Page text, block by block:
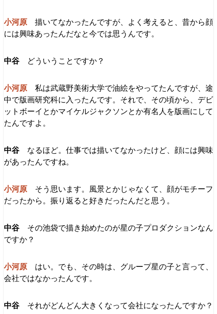
描いてなかったんですが、よく考えると、昔から顔
には興味あったんだなと今では思うんです。
どういうことですか？
私は武蔵野美術大学で油絵をやってたんですが、途
中で版画研究科に入ったんです。それで、その頃から、デビ
ットボーイとかマイケルジャクソンとか有名人を版画にして
たんですよ。
なるほど。仕事では描いてなかったけど、顔には興味
があったんですね。
そう思います。風景とかじゃなくて、顔がモチーフ
だったから。振り返ると好きだったんだと思う。
その池袋で描き始めたのが星の子プロダクションなん
ですか？
はい。でも、その時は、グループ星の子と言って、
会社ではなかったんです。
それがどんどん大きくなって会社になったんですか？